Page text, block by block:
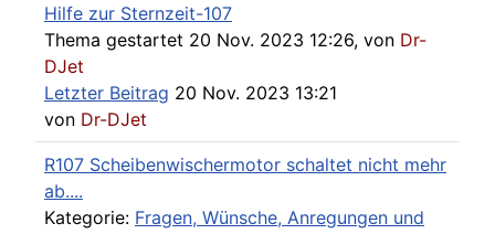
Hilfe zur Sternzeit-107
Thema gestartet 20 Nov. 2023 12:26, von Dr-
DJet
Letzter Beitrag 20 Nov. 2023 13:21
von Dr-DJet
R107 Scheibenwischermotor schaltet nicht mehr
ab....
Kategorie: Fragen, Wünsche, Anregungen und